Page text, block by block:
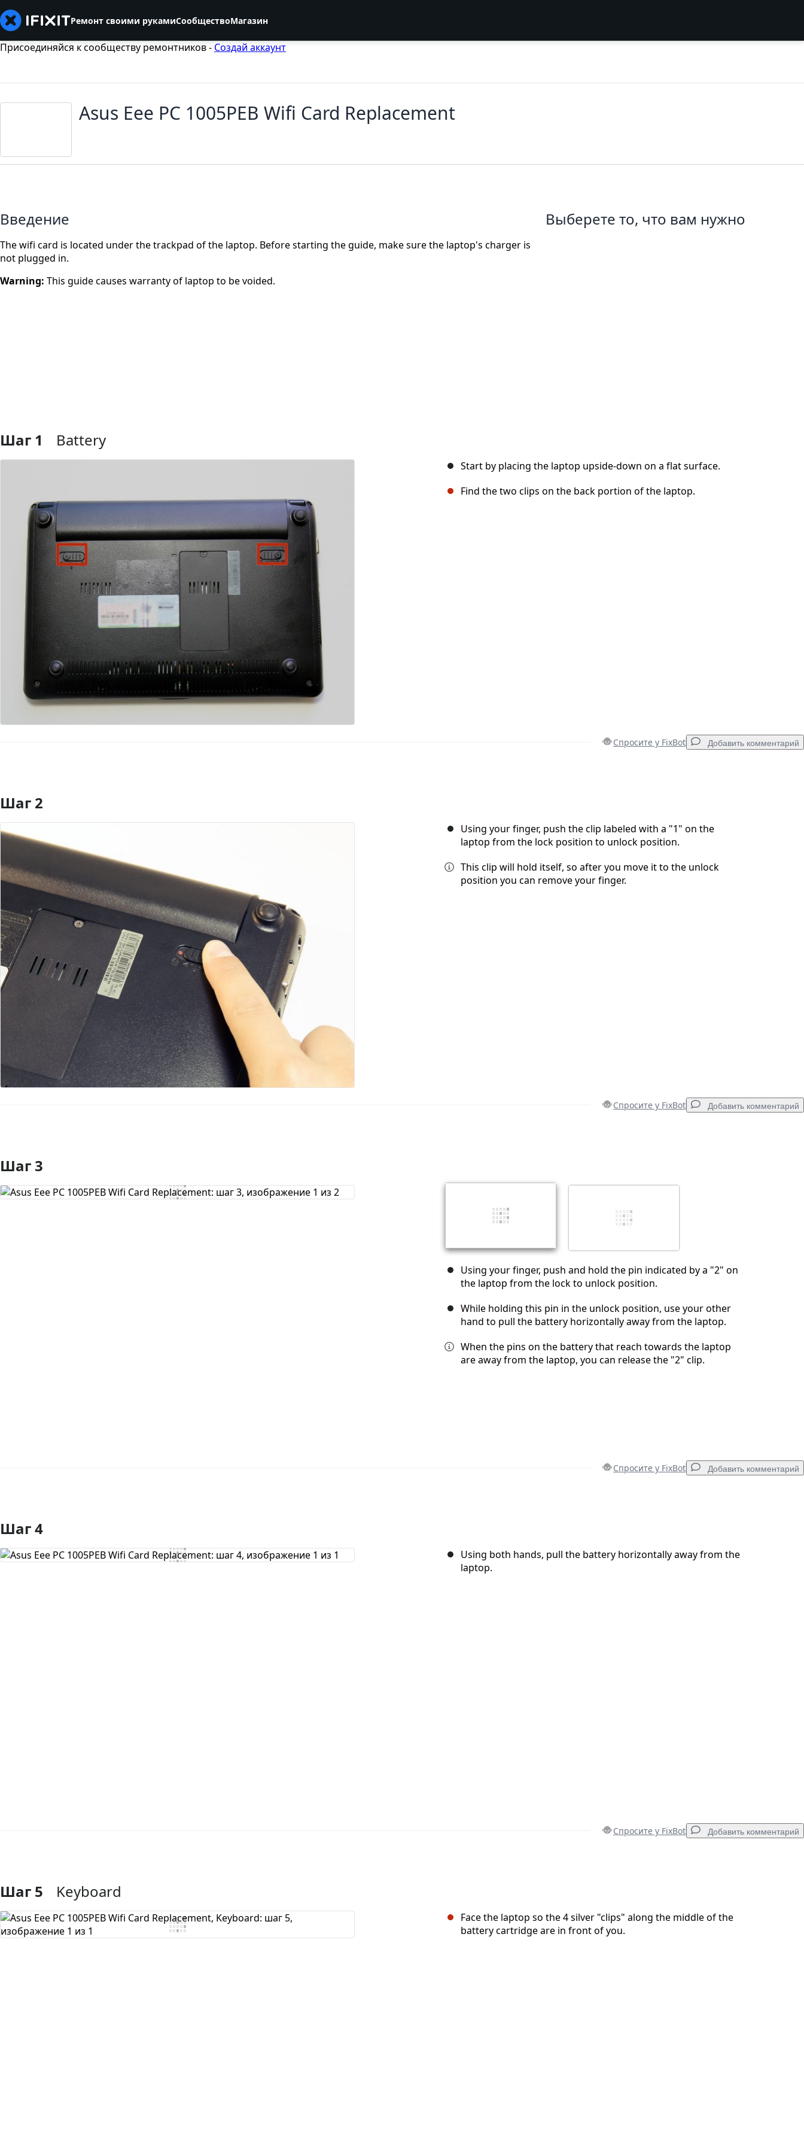
Ремонт своими рукамиСообществоМагазин
Присоединяйся к сообществу ремонтников - Создай аккаунт
Asus Eee PC 1005PEB Wifi Card Replacement
Введение
The wifi card is located under the trackpad of the laptop. Before starting the guide, make sure the laptop's charger is
not plugged in.
Warning: This guide causes warranty of laptop to be voided.
Выберете то, что вам нужно
Шаг 1 Battery
Start by placing the laptop upside-down on a flat surface.
Find the two clips on the back portion of the laptop.
Спросите у FixBot Добавить комментарий
Добавить комментарий
Шаг 2
Using your finger, push the clip labeled with a "1" on the
laptop from the lock position to unlock position.
This clip will hold itself, so after you move it to the unlock
position you can remove your finger.
Спросите у FixBot Добавить комментарий
Добавить комментарий
Шаг 3
Using your finger, push and hold the pin indicated by a "2" on
the laptop from the lock to unlock position.
While holding this pin in the unlock position, use your other
hand to pull the battery horizontally away from the laptop.
When the pins on the battery that reach towards the laptop
are away from the laptop, you can release the "2" clip.
Спросите у FixBot Добавить комментарий
Добавить комментарий
Шаг 4
Using both hands, pull the battery horizontally away from the
laptop.
Спросите у FixBot Добавить комментарий
Добавить комментарий
Шаг 5 Keyboard
Face the laptop so the 4 silver "clips" along the middle of the
battery cartridge are in front of you.